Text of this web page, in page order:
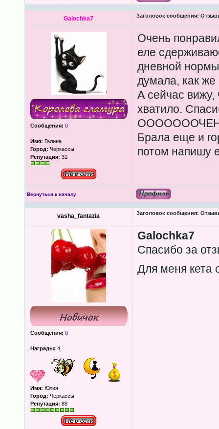
Galochka7 Заголовок сообщения:
Сообщения: 0
Имя: Галина
Город: Черкассы
Репутация: 31
Очень
еле
дневной
думала, как
А сейчас вижу,
хватило.
Брала еще и
потом напишу
Вернуться к началу
vasha_fantazia Заголовок сообщения:
Сообщения: 0
Награды: 4
Имя: Юлия
Город: Черкассы
Репутация: 89
Galochka7
Спасибо за
Для меня кета